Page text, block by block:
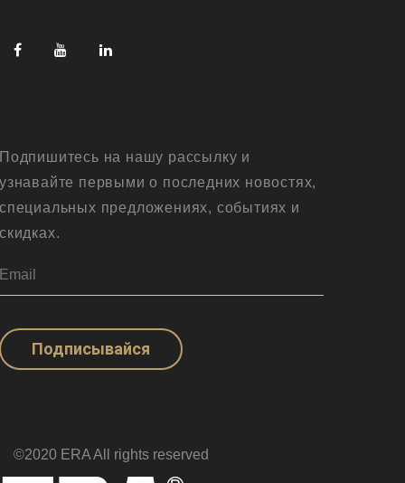
Подпишитесь на нашу рассылку и
узнавайте первыми о последних новостях,
специальных предложениях, событиях и
скидках.
Подписывайся
©2020 ERA All rights reserved